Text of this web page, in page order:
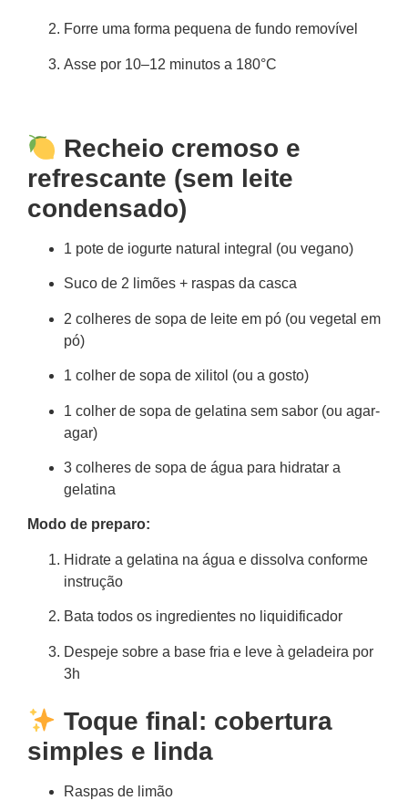
Forre uma forma pequena de fundo removível
Asse por 10–12 minutos a 180°C
Recheio cremoso e
refrescante (sem leite
condensado)
1 pote de iogurte natural integral (ou vegano)
Suco de 2 limões + raspas da casca
2 colheres de sopa de leite em pó (ou vegetal em
pó)
1 colher de sopa de xilitol (ou a gosto)
1 colher de sopa de gelatina sem sabor (ou agar-
agar)
3 colheres de sopa de água para hidratar a
gelatina
Modo de preparo:
Hidrate a gelatina na água e dissolva conforme
instrução
Bata todos os ingredientes no liquidificador
Despeje sobre a base fria e leve à geladeira por
3h
Toque final: cobertura
simples e linda
Raspas de limão